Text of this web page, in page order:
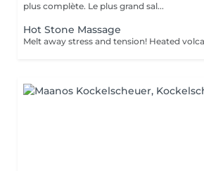
plus complète. Le plus grand sal...
Hot Stone Massage